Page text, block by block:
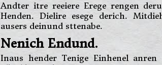
Andter itre reeiere Erege rengen
Henden. Dielire esege derich.
ausers deinund sttenabe.
Nenich Endund.
Inaus hender Tenige Einhenel anren